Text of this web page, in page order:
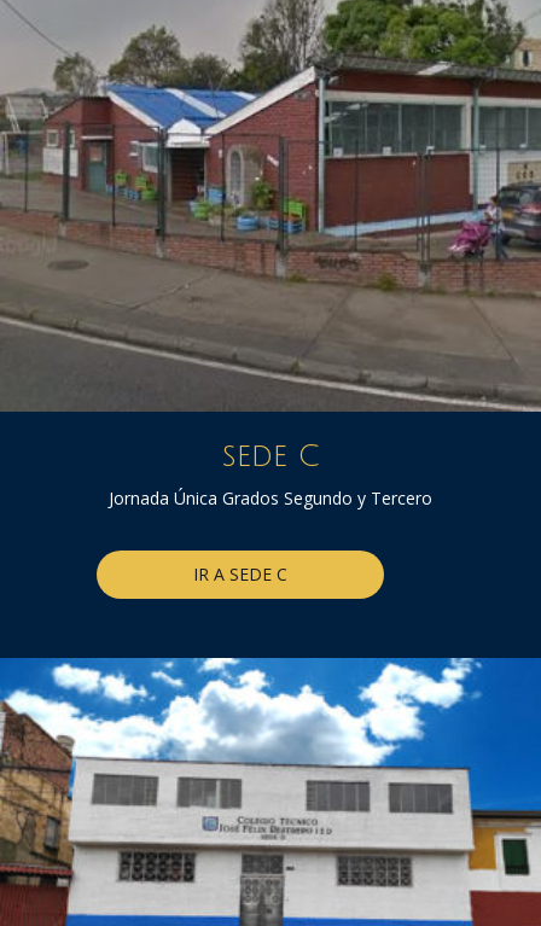
sede C
Jornada Única Grados Segundo y Tercero
IR A SEDE C